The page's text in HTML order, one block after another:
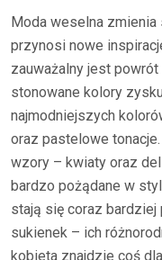
Moda weselna zmienia
przynosi nowe
zauważalny jest
stonowane kolory
najmodniejszych
oraz pastelowe
wzory – kwiaty oraz
bardzo pożądane w
stają się coraz bardziej
sukienek – ich
kobieta znajdzie coś